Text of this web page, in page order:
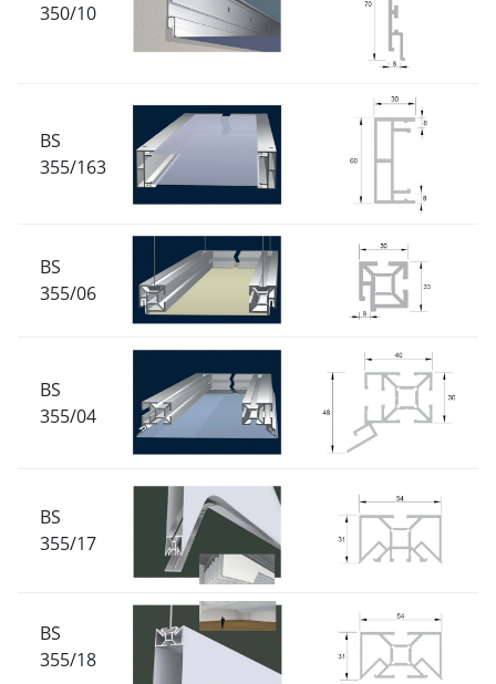
350/10
BS
355/163
BS
355/06
BS
355/04
BS
355/17
BS
355/18